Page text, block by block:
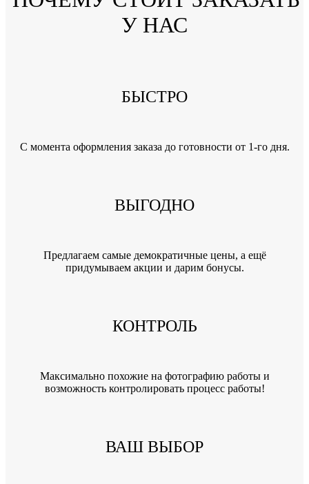
У НАС
БЫСТРО
C момента оформления заказа до готовности от 1-го дня.
ВЫГОДНО
Предлагаем самые демократичные цены, а ещё
придумываем акции и дарим бонусы.
КОНТРОЛЬ
Максимально похожие на фотографию работы и
возможность контролировать процесс работы!
ВАШ ВЫБОР